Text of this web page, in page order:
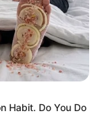
Habit. Do You Do